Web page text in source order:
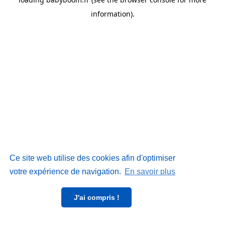
Ce site web utilise des cookies afin d'optimiser
votre expérience de navigation. En savoir plus
J'ai compris !
information).